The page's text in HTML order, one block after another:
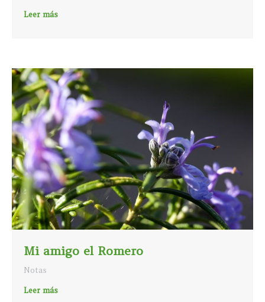
Leer más
Mi amigo el Romero
Notas
Leer más